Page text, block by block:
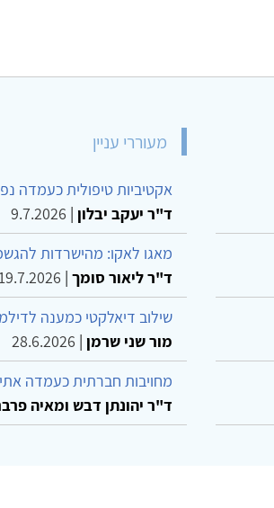
מעוררי עניין
אקטיביות טיפולית כעמדה
ד"ר יעקב יבלון |
9.7.2026
מאגו לאקו: מהישרדות
ד"ר ליאור סומך |
שילוב דיאלקטי כמענה
מור שני שרמן |
28.6.2026
מחויבות חברתית כעמדה
ד"ר יהונתן דבש ומאיה